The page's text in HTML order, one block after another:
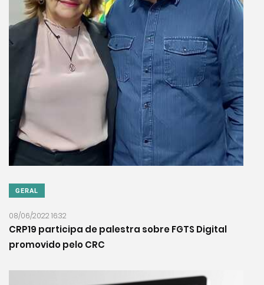
GERAL
08/06/2022 16:32
CRP19 participa de palestra sobre FGTS Digital
promovido pelo CRC